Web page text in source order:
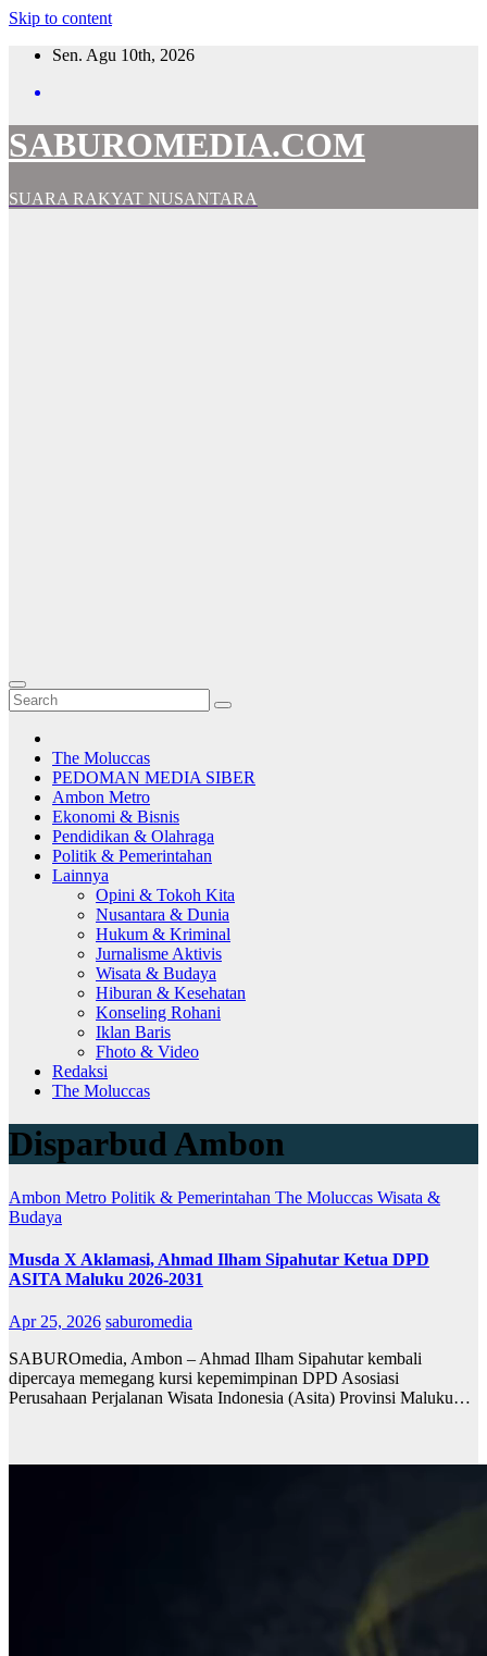
Skip to content
Sen. Agu 10th, 2026
SABUROMEDIA.COM
SUARA RAKYAT NUSANTARA
The Moluccas
PEDOMAN MEDIA SIBER
Ambon Metro
Ekonomi & Bisnis
Pendidikan & Olahraga
Politik & Pemerintahan
Lainnya
Opini & Tokoh Kita
Nusantara & Dunia
Hukum & Kriminal
Jurnalisme Aktivis
Wisata & Budaya
Hiburan & Kesehatan
Konseling Rohani
Iklan Baris
Fhoto & Video
Redaksi
The Moluccas
Disparbud Ambon
Ambon Metro Politik & Pemerintahan The Moluccas Wisata &
Budaya
Musda X Aklamasi, Ahmad Ilham Sipahutar Ketua DPD
ASITA Maluku 2026-2031
Apr 25, 2026 saburomedia
SABUROmedia, Ambon – Ahmad Ilham Sipahutar kembali
dipercaya memegang kursi kepemimpinan DPD Asosiasi
Perusahaan Perjalanan Wisata Indonesia (Asita) Provinsi Maluku…